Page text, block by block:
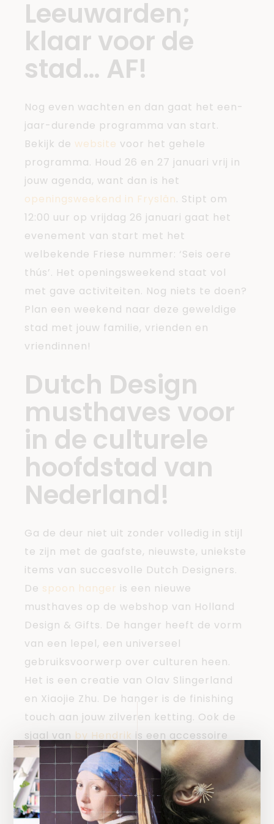
Leeuwarden;
klaar voor de
stad… AF!
Nog even wachten en dan gaat het een-
jaar-durende programma van start.
Bekijk de website voor het gehele
programma. Houd 26 en 27 januari vrij in
jouw agenda, want dan is het
openingsweekend in Fryslân. Stipt om
12:00 uur op vrijdag 26 januari gaat het
evenement van start met het
welbekende Friese nummer: ‘Seis oere
thús’. Het openingsweekend staat vol
met gave activiteiten. Nog niets te doen?
Plan een weekend naar deze geweldige
stad met jouw familie, vrienden en
vriendinnen!
Dutch Design
musthaves voor
in de culturele
hoofdstad van
Nederland!
Ga de deur niet uit zonder volledig in stijl
te zijn met de gaafste, nieuwste, uniekste
items van succesvolle Dutch Designers.
De spoon hanger is een nieuwe
musthaves op de webshop van Holland
Design & Gifts. De hanger heeft de vorm
van een lepel, een universeel
gebruiksvoorwerp over culturen heen.
Het is een creatie van Olav Slingerland
en Xiaojie Zhu. De hanger is de finishing
touch aan jouw zilveren ketting. Ook de
sjaal van by Hendrik is een accessoire
waar jij helemaal de blits mee kan lopen.
Maak jouw outfit af met de unieke sjaal
om je nek. Combineer jouw sjaal met het
kettinkjevan dutch designer Martine